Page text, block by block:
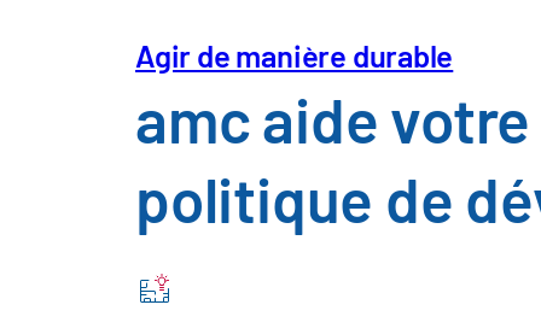
Agir de manière durable
amc aide
politique de
Services
Livre blanc sur la résilience